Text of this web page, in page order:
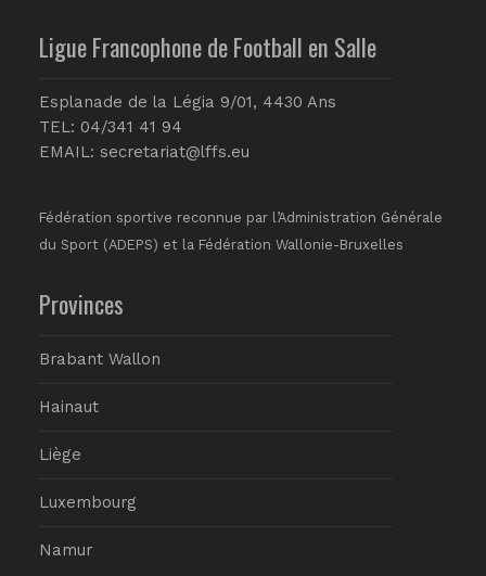
Ligue Francophone de Football en Salle
Esplanade de la Légia 9/01, 4430 Ans
TEL: 04/341 41 94
EMAIL: secretariat@lffs.eu
Fédération sportive reconnue par l’Administration Générale
du Sport (ADEPS) et la Fédération Wallonie-Bruxelles
Provinces
Brabant Wallon
Hainaut
Liège
Luxembourg
Namur